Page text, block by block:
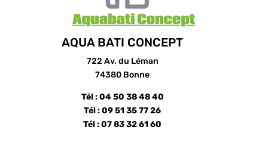
AQUA BATI CONCEPT
722 Av. du Léman
74380 Bonne
Tél : 04 50 38 48 40
Tél : 09 51 35 77 26
Tél : 07 83 32 61 60